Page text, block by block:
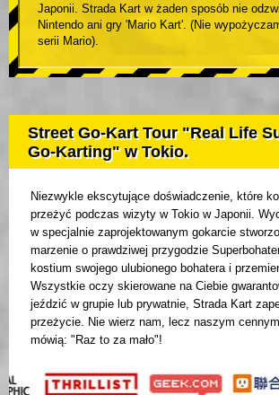
Japonii. Strada Kart w żaden sposób nie
Nintendo ani gry 'Mario Kart'. (Nie
serii Mario).
Street Go-Kart Tour "Real Life
Go-Karting" w Tokio.
Niezwykle ekscytujące doświadczenie, które
przeżyć podczas wizyty w Tokio w Japonii.
w specjalnie zaprojektowanym gokarcie
marzenie o prawdziwej przygodzie
kostium swojego ulubionego bohatera i
Wszystkie oczy skierowane na Ciebie
jeździć w grupie lub prywatnie, Strada Kart
przeżycie. Nie wierz nam, lecz naszym
mówią: "Raz to za mało"!